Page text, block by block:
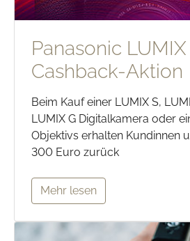
Panasonic LUMIX
Cashback-Aktion
Beim Kauf einer LUMIX S,
LUMIX G Digitalkamera oder
Objektivs erhalten Kundinnen
300 Euro zurück
Mehr lesen